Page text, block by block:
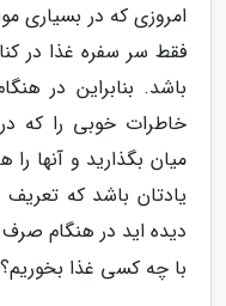
امروزی که در بسیاری
فقط سر سفره غذا در
باشد. بنابراین در
خاطرات خوبی را که
میان بگذارید و آنها
یادتان باشد که
دیده اید در هنگام
با چه کسی غذا بخوریم؟